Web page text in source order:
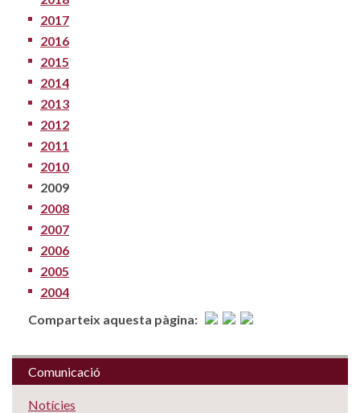
2017
2016
2015
2014
2013
2012
2011
2010
2009
2008
2007
2006
2005
2004
Comparteix aquesta pàgina:
Comunicació
Notícies